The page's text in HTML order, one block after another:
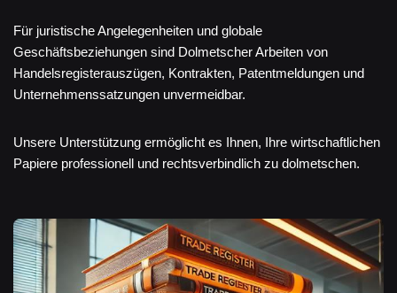
Für juristische Angelegenheiten und globale
Geschäftsbeziehungen sind Dolmetscher Arbeiten von
Handelsregisterauszügen, Kontrakten, Patentmeldungen und
Unternehmenssatzungen unvermeidbar.
Unsere Unterstützung ermöglicht es Ihnen, Ihre wirtschaftlichen
Papiere professionell und rechtsverbindlich zu dolmetschen.